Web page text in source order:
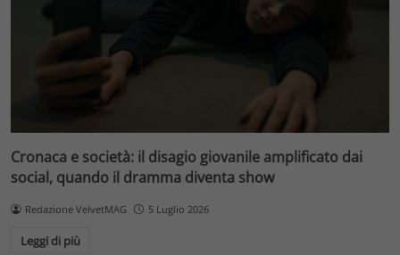
Cronaca e società: il disagio giovanile amplificato dai
social, quando il dramma diventa show
Redazione VelvetMAG 5 Luglio 2026
Leggi di più